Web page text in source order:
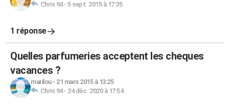
Chris 94- 5 sept. 2015 à 17:35
1 réponse
Quelles parfumeries acceptent les cheques
vacances ?
marilou- 21 mars 2015 à 13:25
Chris 94- 24 déc. 2020 à 17:54